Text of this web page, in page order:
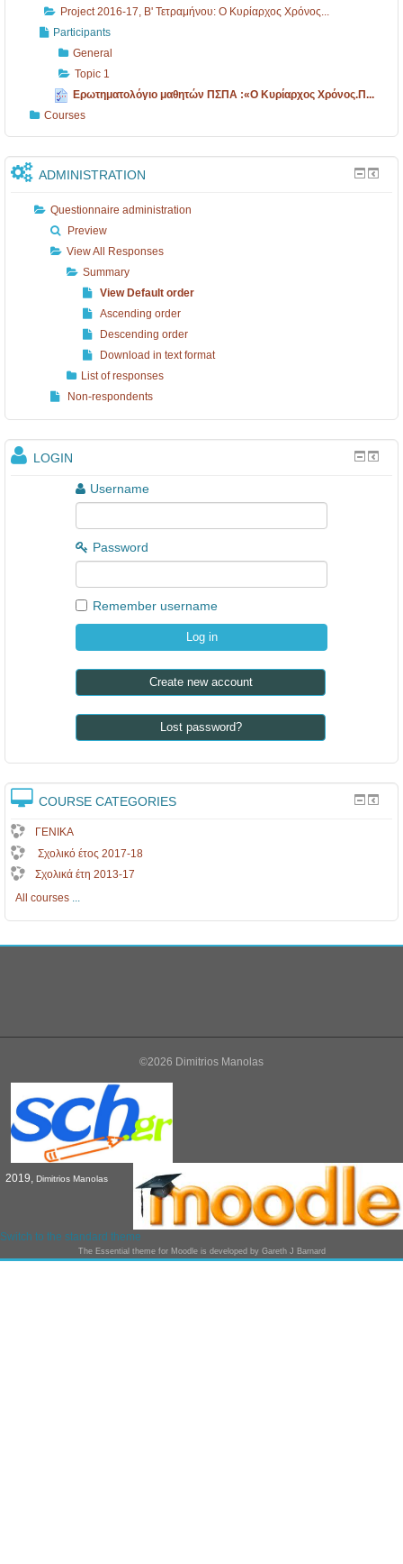
Project 2016-17, Β' Τετραμήνου: O Κυρίαρχος Χρόνος...
Participants
General
Topic 1
Ερωτηματολόγιο μαθητών ΠΣΠΑ :«O Κυρίαρχος Χρόνος.Π...
Courses
ADMINISTRATION
Questionnaire administration
Preview
View All Responses
Summary
View Default order
Ascending order
Descending order
Download in text format
List of responses
Non-respondents
LOGIN
Username
Password
Remember username
Create new account
Lost password?
COURSE CATEGORIES
ΓΕΝΙΚΑ
Σχολικό έτος 2017-18
Σχολικά έτη 2013-17
All courses ...
©2026 Dimitrios Manolas
2019, Dimitrios Manolas
Switch to the standard theme
The Essential theme for Moodle is developed by Gareth J Barnard